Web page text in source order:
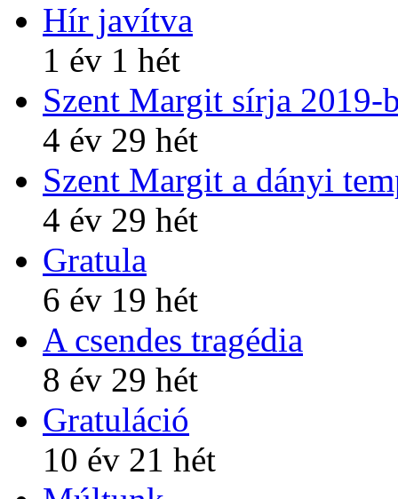
Hír javítva
1 év 1 hét
Szent Margit sírja 2019-
4 év 29 hét
Szent Margit a dányi
4 év 29 hét
Gratula
6 év 19 hét
A csendes tragédia
8 év 29 hét
Gratuláció
10 év 21 hét